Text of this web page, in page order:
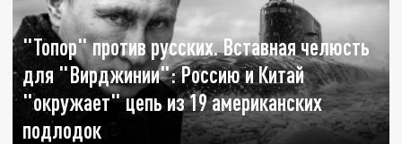
"Топор" против русских. Вставная челюсть
для "Вирджинии": Россию и Китай
"окружает" цепь из 19 американских
подлодок